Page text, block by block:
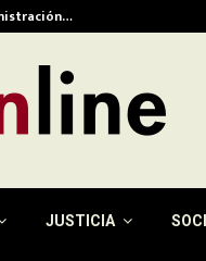
JUSTICIA